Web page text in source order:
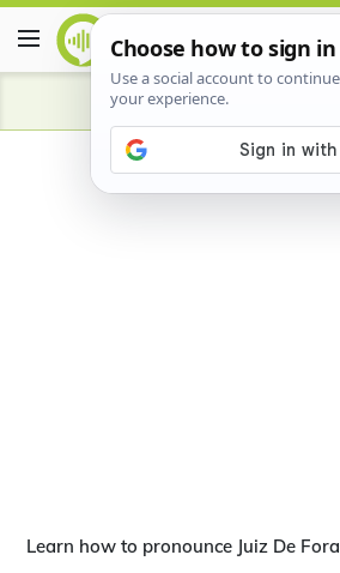
Advertisement
Learn how to pronounce Juiz De Fora